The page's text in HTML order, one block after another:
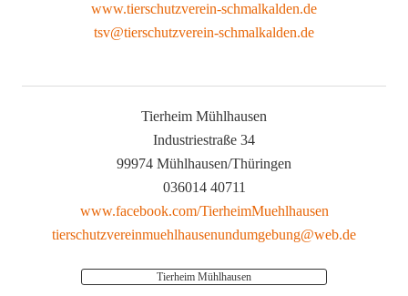
www.tierschutzverein-schmalkalden.de
tsv@tierschutzverein-schmalkalden.de
Tierheim Mühlhausen
Industriestraße 34
99974 Mühlhausen/Thüringen
036014 40711
www.facebook.com/TierheimMuehlhausen
tierschutzvereinmuehlhausenundumgebung@web.de
Tierheim Mühlhausen